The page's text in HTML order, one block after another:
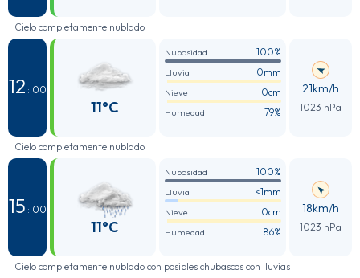
Cielo completamente nublado
12 : 00
11°C
Nubosidad 100%
Lluvia 0mm
Nieve 0cm
Humedad 79%
21km/h
1023 hPa
Cielo completamente nublado
15 : 00
11°C
Nubosidad 100%
Lluvia <1mm
Nieve 0cm
Humedad 86%
18km/h
1023 hPa
Cielo completamente nublado con posibles chubascos con lluvias